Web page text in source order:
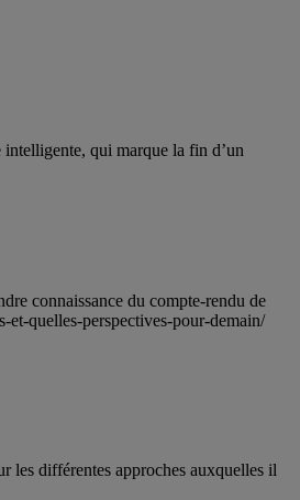
qui marque la fin d’un
connaissance du compte-rendu de
et-quelles-perspectives-pour-demain/
les différentes approches auxquelles il